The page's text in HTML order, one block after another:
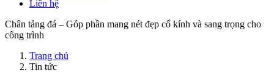
Liên hệ
Chân tảng đá – Góp phần mang nét đẹp cổ kính và sang trọng cho
công trình
Trang chủ
Tin tức